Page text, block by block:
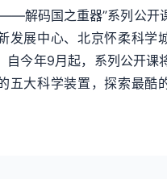
码国之重器”系列公开
发展中心、北京怀柔科学
自今年9月起，系列公开课
五大科学装置，探索最酷